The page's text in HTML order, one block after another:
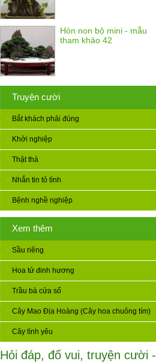
Hòn non bộ mini - mẫu
tham khảo 42
Truyện cười
Bắt khách phải đúng
Khởi nghiệp
Thật thà
Nhắn tin tỏ tình
Bệnh nghề nghiệp
Xem thêm
Sầu riêng
Hoa tử đinh hương
Trầu bà cửa sổ
Cây Mao Địa Hoàng (Cây hoa chuông tím)
Cây tình yêu
Hỏi đáp, đố vui, truyện cười -